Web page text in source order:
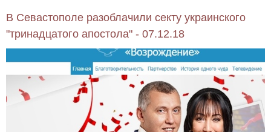
В Севастополе разоблачили секту украинского
"тринадцатого апостола" - 07.12.18